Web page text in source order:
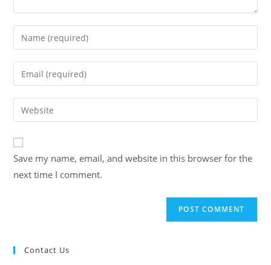
Enter
your
name
comment
Enter
your
email
address
comment
Enter
your
website
URL
(optional)
Save my name, email, and website in this browser for the
next time I comment.
Contact Us